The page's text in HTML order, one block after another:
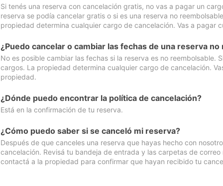
Si tenés una reserva con cancelación gratis, no vas a pagar un
reserva se podía cancelar gratis o si es una reserva no
propiedad determina cualquier cargo de cancelación. Vas a pagar
¿Puedo cancelar o cambiar las fechas de una reserva
No es posible cambiar las fechas si la reserva es no reembolsable.
cargos. La propiedad determina cualquier cargo de cancelación.
propiedad.
¿Dónde puedo encontrar la política de cancelación?
Está en la confirmación de tu reserva.
¿Cómo puedo saber si se canceló mi reserva?
Después de que canceles una reserva que hayas hecho con
cancelación. Revisá tu bandeja de entrada y las carpetas de
contactá a la propiedad para confirmar que hayan recibido tu